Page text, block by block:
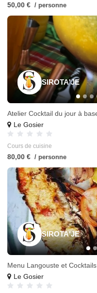
50,00 € / personne
SIROTA'JE
Atelier Cocktail du jour à
Le Gosier
Cours de cuisine
80,00 € / personne
SIROTA'JE
Menu Langouste et
Le Gosier